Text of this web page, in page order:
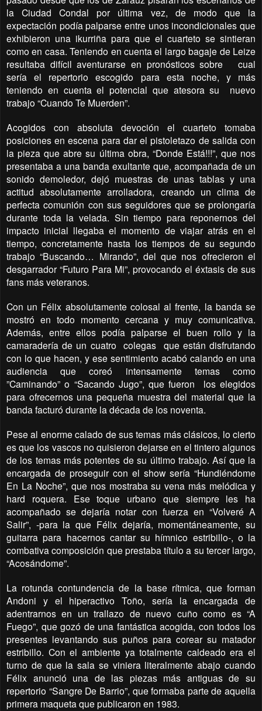
la Ciudad Condal por última vez, de modo que la
expectación podía palparse entre unos incondicionales que
exhibieron una ikurriña para que el cuarteto se sintieran
como en casa. Teniendo en cuenta el largo bagaje de Leize
resultaba difícil aventurarse en pronósticos sobre
cual
sería el repertorio escogido para esta noche, y más
teniendo en cuenta el potencial que atesora su
nuevo
trabajo “Cuando Te Muerden”.
Acogidos con absoluta devoción el cuarteto tomaba
posiciones en escena para dar el pistoletazo de salida con
la pieza que abre su última obra, “Donde Está!!!”, que nos
presentaba a una banda exultante que, acompañada de un
sonido demoledor, dejó muestras de unas tablas y una
actitud absolutamente arrolladora, creando un clima de
perfecta comunión con sus seguidores que se prolongaría
durante toda la velada. Sin tiempo para reponernos del
impacto inicial llegaba el momento de viajar atrás en el
tiempo, concretamente hasta los tiempos de su segundo
trabajo “Buscando… Mirando”, del que nos ofrecieron el
desgarrador “Futuro Para Mi”, provocando el éxtasis de sus
fans más veteranos.
Con un Félix absolutamente colosal al frente, la banda se
mostró en todo momento cercana y muy comunicativa.
Además, entre ellos podía palparse el buen rollo y la
camaradería de un cuatro colegas que están disfrutando
con lo que hacen, y ese sentimiento acabó calando en una
audiencia que coreó intensamente temas como
”Caminando” o “Sacando Jugo”, que fueron
los elegidos
para ofrecernos una pequeña muestra del material que la
banda facturó durante la década de los noventa.
Pese al enorme calado de sus temas más clásicos, lo cierto
es que los vascos no quisieron dejarse en el tintero algunos
de los temas más potentes de su último trabajo. Así que la
encargada de proseguir con el show sería “Hundiéndome
En La Noche”, que nos mostraba su vena más melódica y
hard roquera. Ese toque urbano que siempre les ha
acompañado se dejaría notar con fuerza en “Volveré A
Salir”, -para la que Félix dejaría, momentáneamente, su
guitarra para hacernos cantar su hímnico estribillo-, o la
combativa composición que prestaba título a su tercer largo,
“Acosándome”.
La rotunda contundencia de la base rítmica, que forman
Andoni y el hiperactivo Toño, sería la encargada de
adentrarnos en un trallazo de nuevo cuño como es “A
Fuego”, que gozó de una fantástica acogida, con todos los
presentes levantando sus puños para corear su matador
estribillo. Con el ambiente ya totalmente caldeado era el
turno de que la sala se viniera literalmente abajo cuando
Félix anunció una de las piezas más antiguas de su
repertorio “Sangre De Barrio”, que formaba parte de aquella
primera maqueta que publicaron en 1983.